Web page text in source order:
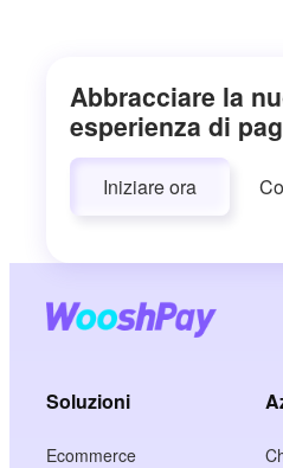
Abbracciare la
esperienza di
Iniziare ora
Soluzioni
Ecommerce